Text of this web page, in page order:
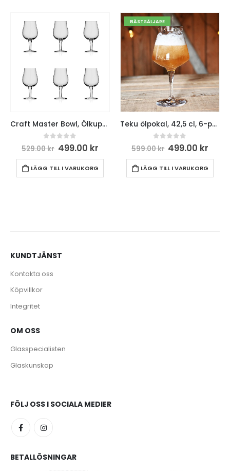
Craft Master Bowl, Ölkupa på fot (6-pack) 37,5 cl
out of 5
529.00kr 499.00 kr
LÄGG TILL I VARUKORG
BÄSTSÄLJARE
Teku ölpokal, 42,5 cl, 6-pack
out of 5
599.00kr 499.00 kr
LÄGG TILL I VARUKORG
KUNDTJÄNST
Kontakta oss
Köpvillkor
Integritet
OM OSS
Glasspecialisten
Glaskunskap
FÖLJ OSS I SOCIALA MEDIER
BETALLÖSNINGAR